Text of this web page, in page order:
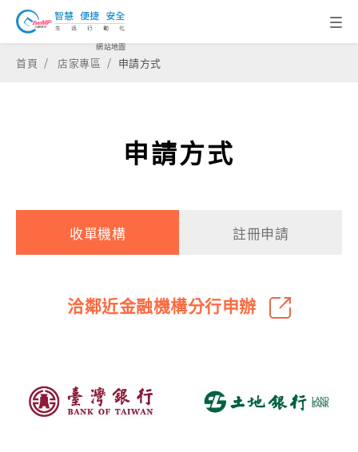
網站地圖
首頁 店家專區 申請方式
申請方式
收單機構 註冊申請
洽鄰近金融機構分行申辦